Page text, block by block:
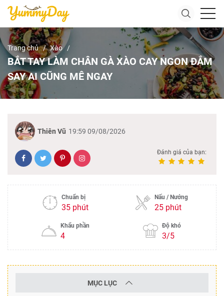
Trang chủ Xào
BẮT TAY LÀM CHÂN GÀ XÀO CAY NGON ĐẮM
SAY AI CŨNG MÊ NGAY
Thiên Vũ 19:59 09/08/2026
Đánh giá của bạn:
Chuẩn bị
35 phút
Nấu / Nướng
25 phút
Khẩu phần
4
Độ khó
3/5
MỤC LỤC